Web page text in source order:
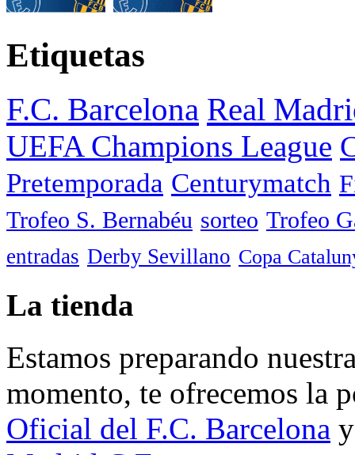
Etiquetas
F.C. Barcelona Real
UEFA Champions League
Pretemporada Centurymatch
Trofeo S. Bernabéu sorteo Trofeo
entradas Derby Sevillano Copa
La tienda
Estamos preparando
momento, te ofrecemos la
Oficial del F.C. Barcelona